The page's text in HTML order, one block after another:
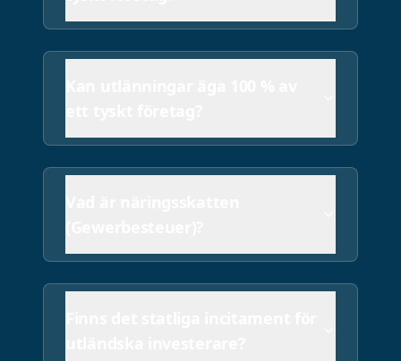
Vilka redovisnings- och
Tyska företag måste föra detaljerad bokföring